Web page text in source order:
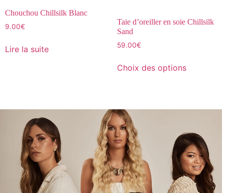
Chouchou Chillsilk Blanc
9.00€
Lire la suite
Taie d’oreiller en soie Chillsilk
Sand
59.00€
Choix des options